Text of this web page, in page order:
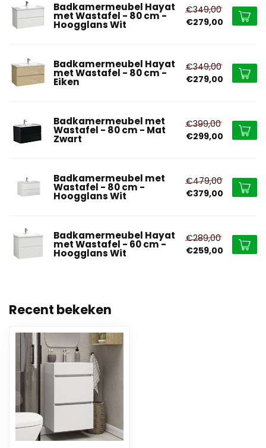
Badkamermeubel Hayat
met Wastafel - 80 cm -
Hoogglans Wit
€349,00
€279,00
Badkamermeubel Hayat
met Wastafel - 80 cm -
Eiken
€349,00
€279,00
Badkamermeubel met
Wastafel - 80 cm - Mat
Zwart
€399,00
€299,00
Badkamermeubel met
Wastafel - 80 cm -
Hoogglans Wit
€479,00
€379,00
Badkamermeubel Hayat
met Wastafel - 60 cm -
Hoogglans Wit
€289,00
€259,00
Recent bekeken